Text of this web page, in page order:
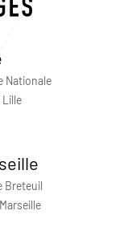
Nationale
Lille
Breteuil